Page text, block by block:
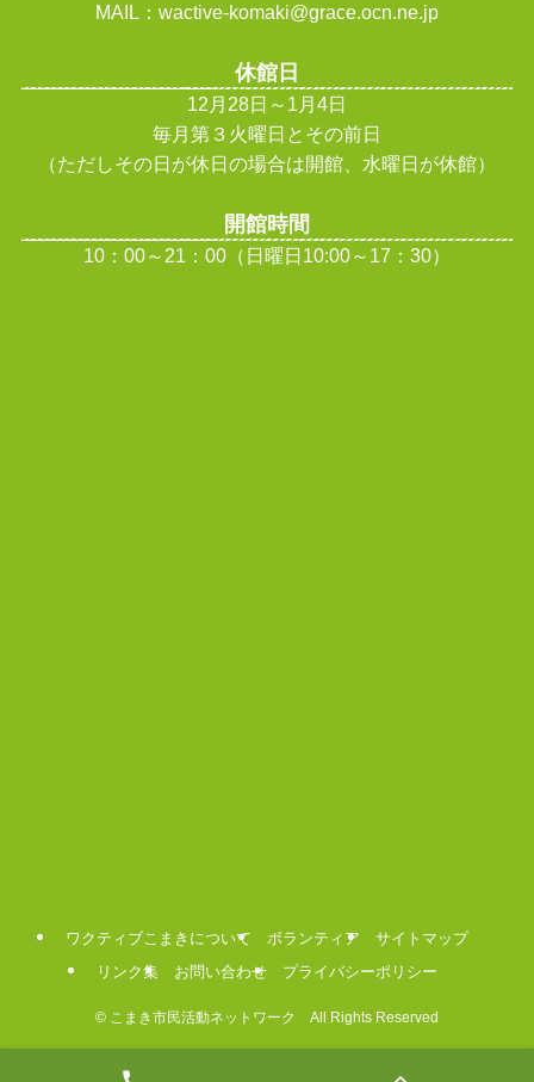
MAIL：wactive-komaki@grace.ocn.ne.jp
休館日
12月28日～1月4日
毎月第３火曜日とその前日
（ただしその日が休日の場合は開館、水曜日が休館）
開館時間
10：00～21：00（日曜日10:00～17：30）
ワクティブこまきについて ボランティア
サイトマップ
リンク集
お問い合わせ プライバシーポリシー
© こまき市民活動ネットワーク All Rights Reserved